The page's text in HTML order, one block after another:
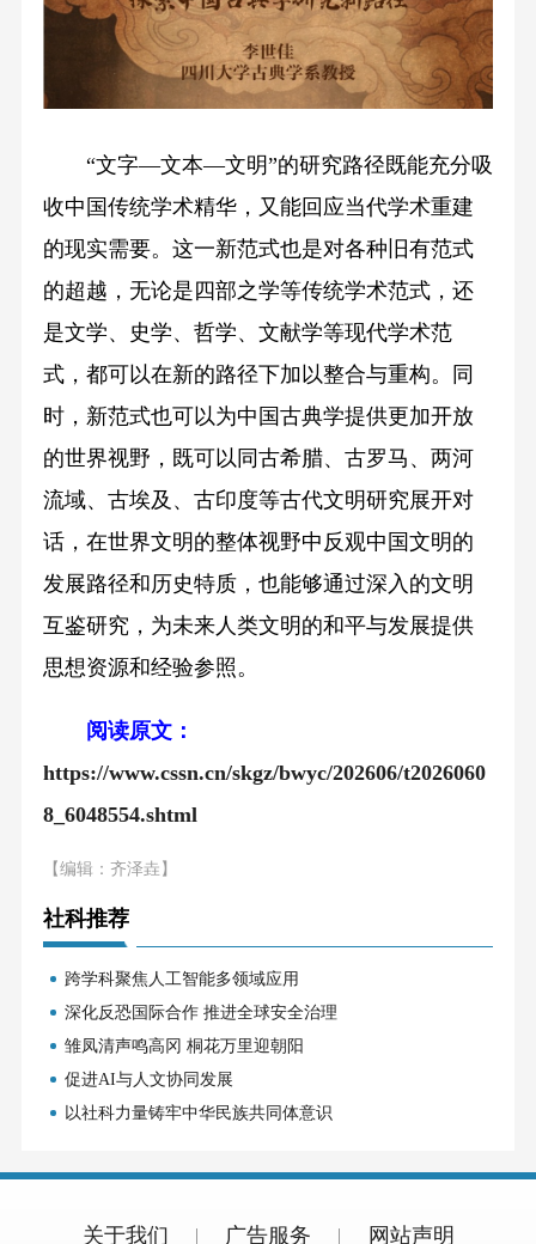
“文字—文本—文明”的研究路径既能充分吸
收中国传统学术精华，又能回应当代学术重建
的现实需要。这一新范式也是对各种旧有范式
的超越，无论是四部之学等传统学术范式，还
是文学、史学、哲学、文献学等现代学术范
式，都可以在新的路径下加以整合与重构。同
时，新范式也可以为中国古典学提供更加开放
的世界视野，既可以同古希腊、古罗马、两河
流域、古埃及、古印度等古代文明研究展开对
话，在世界文明的整体视野中反观中国文明的
发展路径和历史特质，也能够通过深入的文明
互鉴研究，为未来人类文明的和平与发展提供
思想资源和经验参照。
阅读原文：
https://www.cssn.cn/skgz/bwyc/202606/t2026060
8_6048554.shtml
【编辑：齐泽垚】
社科推荐
跨学科聚焦人工智能多领域应用
深化反恐国际合作 推进全球安全治理
雏凤清声鸣高冈 桐花万里迎朝阳
促进AI与人文协同发展
以社科力量铸牢中华民族共同体意识
关于我们 广告服务 网站声明